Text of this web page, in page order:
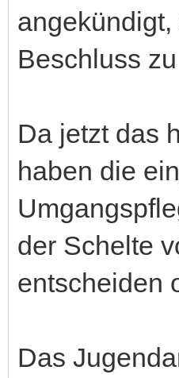
Beschluss
Da jetzt das
haben die
der Schelte
entscheiden
Das